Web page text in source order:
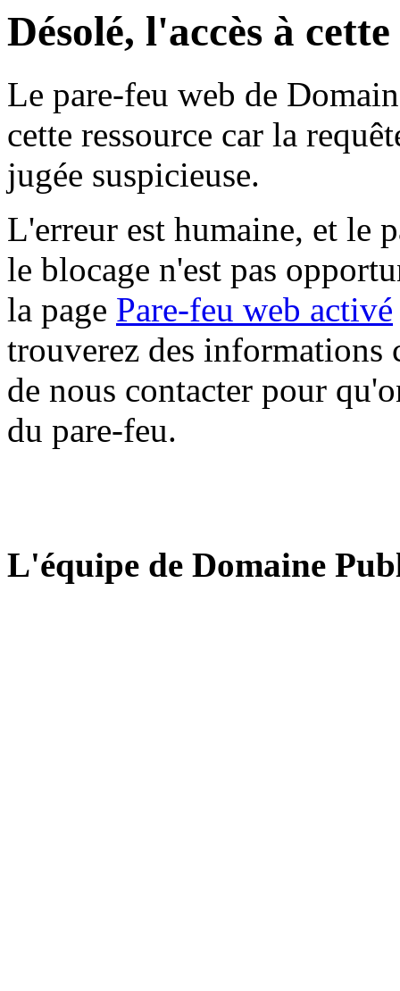
Désolé, l'accès à
Le pare-feu web de
cette ressource car la
jugée suspicieuse.
L'erreur est humaine, et le
le blocage n'est pas
la page Pare-feu web activé
trouverez des informations
de nous contacter pour
du pare-feu.
L'équipe de Domaine